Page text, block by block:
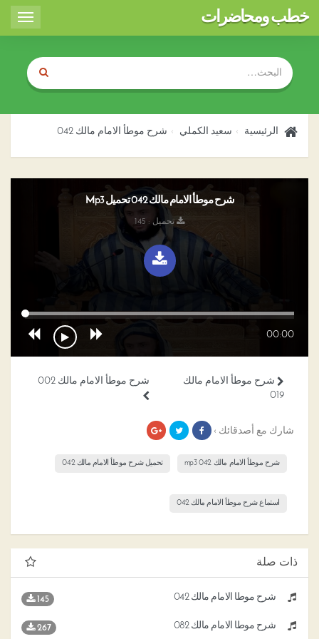
Toggle
خطب ومحاضرات
الرئيسية سعيد الكملي شرح موطأ الامام مالك 042
شرح موطأ الامام مالك 042 تحميل Mp3
تحميل : 145
00:00
شرح موطأ الامام مالك 002
شرح موطأ الامام مالك
019
شارك مع أصدقائك ›
شرح موطأ الامام مالك 042 mp3 تحميل شرح موطأ الامام مالك 042
استماع شرح موطأ الامام مالك 042
ذات صلة
شرح موطأ الامام مالك 042 145
شرح موطأ الامام مالك 082 267